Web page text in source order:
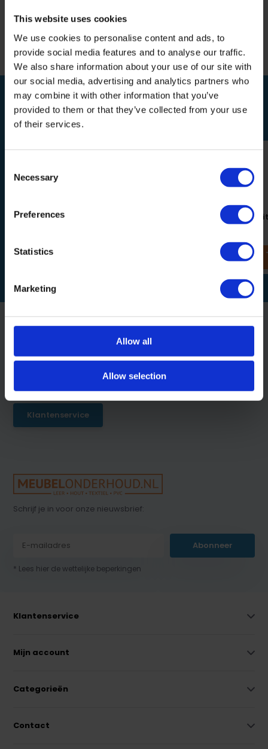
This website uses cookies
We use cookies to personalise content and ads, to
provide social media features and to analyse our traffic.
We also share information about your use of our site with
our social media, advertising and analytics partners who
may combine it with other information that you’ve
provided to them or that they’ve collected from your use
of their services.
Selection
Necessary
Preferences
Statistics
Marketing
Allow all
Allow selection
Reviews
Delen
BEKIJK OOK
Relevante producten
Wood Greenfix Wood Greenfix
Klantenservice
Op werkdagen tussen 09:00 - 13:00
Klantenservice
Schrijf je in voor onze nieuwsbrief:
Abonneer
* Lees hier de wettelijke beperkingen
Klantenservice
Mijn account
Categorieën
Contact